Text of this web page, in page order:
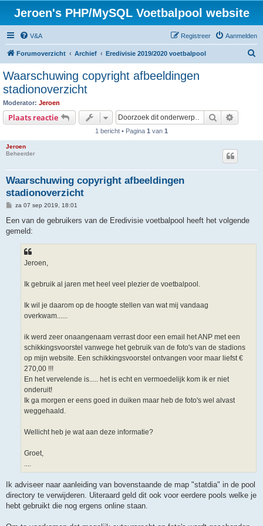
Jeroen's PHP/MySQL Voetbalpool website
V&A Aanmelden
Registreer
Forumoverzicht Archief Eredivisie 2019/2020 voetbalpool
Waarschuwing copyright afbeeldingen
stadionoverzicht
Moderator: Jeroen
Plaats reactie Zoek
1 bericht • Pagina 1 van 1
Jeroen
Beheerder
Waarschuwing copyright afbeeldingen
stadionoverzicht
B
r
c
za 07 sep 2019, 18:01
Een van de gebruikers van de Eredivisie voetbalpool heeft het volgende
gemeld:
Jeroen,
Ik gebruik al jaren met heel veel plezier de voetbalpool.
Ik wil je daarom op de hoogte stellen van wat mij vandaag
overkwam......
ik werd zeer onaangenaam verrast door een email het ANP met een
schikkingsvoorstel vanwege het gebruik van de foto's van de stadions
op mijn website. Een schikkingsvoorstel ontvangen voor maar liefst €
270,00 !!!
En het vervelende is..... het is echt en vermoedelijk kom ik er niet
onderuit!
Ik ga morgen er eens goed in duiken maar heb de foto's wel alvast
weggehaald.
Wellicht heb je wat aan deze informatie?
Groet,
....
Ik adviseer naar aanleiding van bovenstaande de map "statdia" in de pool
directory te verwijderen. Uiteraard geld dit ook voor eerdere pools welke je
hebt gebruikt die nog ergens online staan.